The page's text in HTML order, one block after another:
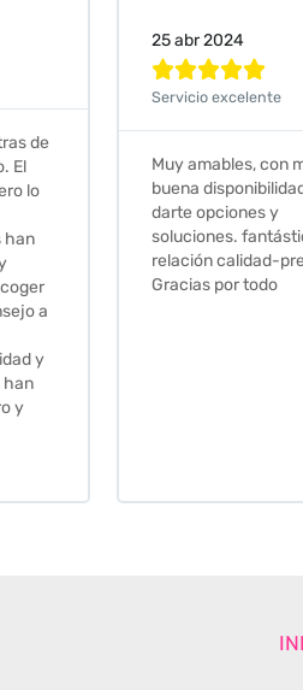
Cristina Martin

La Casa de los
tención recibida,
por parte de
sido excepcional.
profesionales,
colaboradores para